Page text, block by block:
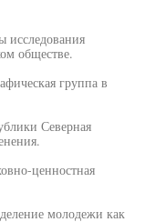
исследования
обществе.
группа в
Северная
ценностная
молодежи как